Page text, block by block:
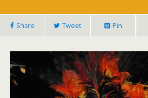
Share Tweet Pin